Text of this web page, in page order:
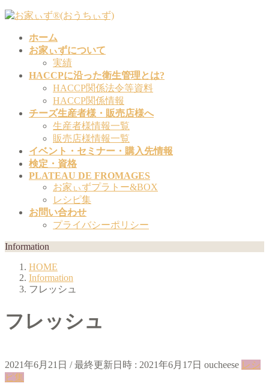
コ
ナ
ホーム
お家ぃずについて
実績
HACCPに沿った衛生管理とは?
HACCP関係法令等資料
HACCP関係情報
チーズ生産者様・販売店様へ
生産者様情報一覧
販売店様情報一覧
イベント・セミナー・購入先情報
検定・資格
PLATEAU DE FROMAGES
お家ぃずプラトー&BOX
レシピ集
お問い合わせ
プライバシーポリシー
Information
HOME
Information
フレッシュ
フレッシュ
2021年6月21日 / 最終更新日時 : 2021年6月17日 oucheese レシ
ピ集